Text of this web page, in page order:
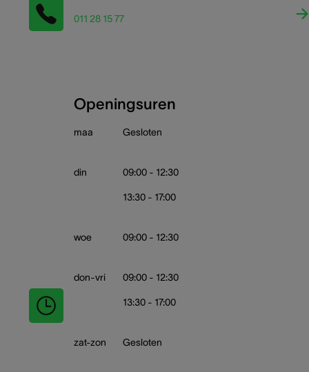
011 28 15 77
Openingsuren
maa Gesloten
din 09:00 - 12:30
13:30 - 17:00
woe 09:00 - 12:30
don-vri 09:00 - 12:30
13:30 - 17:00
zat-zon Gesloten